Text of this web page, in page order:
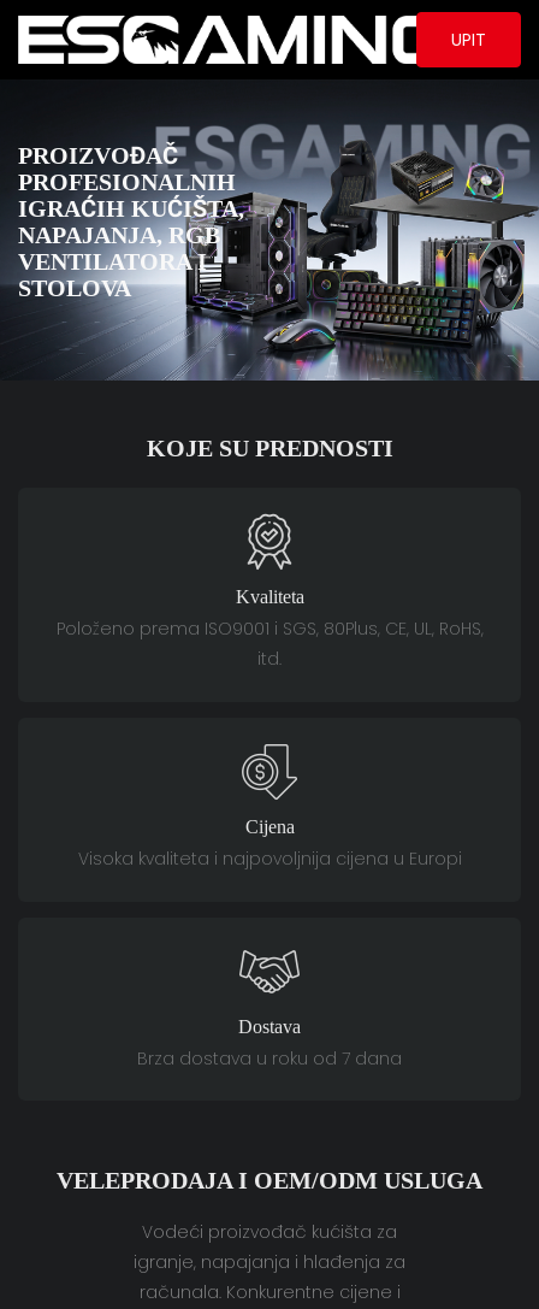
UPIT
PROIZVOĐAČ
PROFESIONALNIH
IGRAĆIH KUĆIŠTA,
NAPAJANJA, RGB
VENTILATORA I
STOLOVA
KOJE SU PREDNOSTI
Kvaliteta
Položeno prema ISO9001 i SGS, 80Plus, CE, UL, RoHS,
itd.
Cijena
Visoka kvaliteta i najpovoljnija cijena u Europi
Dostava
Brza dostava u roku od 7 dana
VELEPRODAJA I OEM/ODM USLUGA
Vodeći proizvođač kućišta za
igranje, napajanja i hlađenja za
računala. Konkurentne cijene i